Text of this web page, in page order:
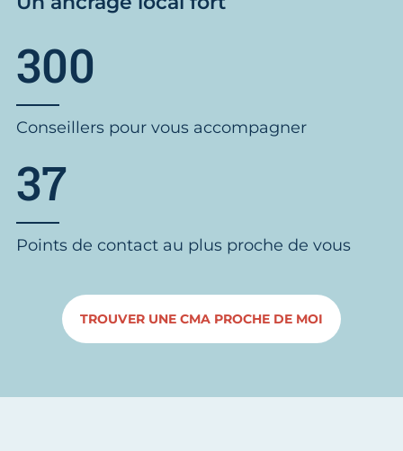
300
Conseillers pour vous accompagner
37
Points de contact au plus proche de vous
TROUVER UNE CMA PROCHE DE MOI